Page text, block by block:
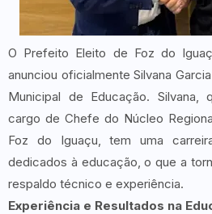
O Prefeito Eleito de Foz do
anunciou oficialmente Silvana
Municipal de Educação. Silvana,
cargo de Chefe do Núcleo
Foz do Iguaçu, tem uma
dedicados à educação, o que a
respaldo técnico e experiência.
Experiência e Resultados na